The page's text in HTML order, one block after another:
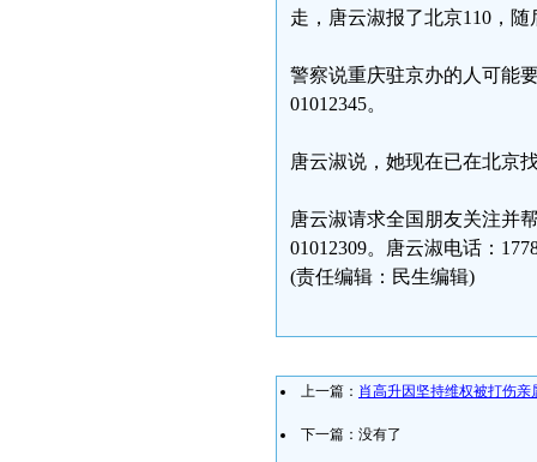
走，唐云淑报了北京110，
警察说重庆驻京办的人可能
01012345。
唐云淑说，她现在已在北京
唐云淑请求全国朋友关注并
01012309。唐云淑电话：
(责任编辑：民生编辑)
上一篇： 肖高升因坚持维权被打伤亲
下一篇：没有了